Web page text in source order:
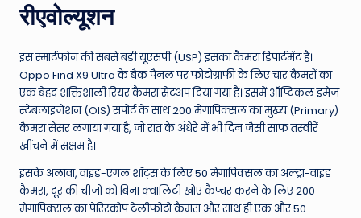
रीएवोल्यूशन
इस स्मार्टफोन की सबसे बड़ी यूएसपी (USP) इसका कैमरा डिपार्टमेंट है।
Oppo Find X9 Ultra के बैक पैनल पर फोटोग्राफी के लिए चार कैमरों का
एक बेहद शक्तिशाली रियर कैमरा सेटअप दिया गया है। इसमें ऑप्टिकल इमेज
स्टेबलाइजेशन (OIS) सपोर्ट के साथ 200 मेगापिक्सल का मुख्य (Primary)
कैमरा सेंसर लगाया गया है, जो रात के अंधेरे में भी दिन जैसी साफ तस्वीरें
खींचने में सक्षम है।
इसके अलावा, वाइड-एंगल शॉट्स के लिए 50 मेगापिक्सल का अल्ट्रा-वाइड
कैमरा, दूर की चीजों को बिना क्वालिटी खोए कैप्चर करने के लिए 200
मेगापिक्सल का पेरिस्कोप टेलीफोटो कैमरा और साथ ही एक और 50